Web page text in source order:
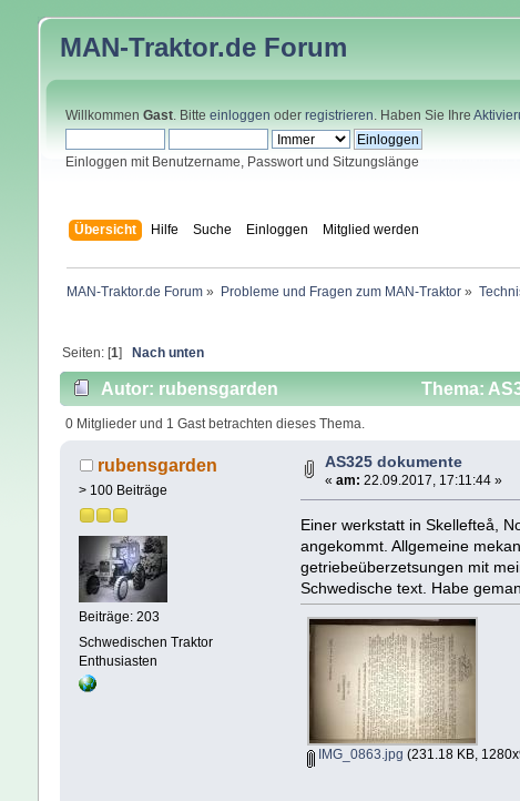
MAN-Traktor.de Forum
Willkommen Gast. Bitte einloggen oder registrieren. Haben Sie Ihre
Einloggen mit Benutzername, Passwort und Sitzungslänge
Übersicht Hilfe Suche Einloggen Mitglied werden
MAN-Traktor.de Forum » Probleme und Fragen zum MAN-Traktor »
Seiten: [1]Nach unten
Autor: rubensgarden Thema:
0 Mitglieder und 1 Gast betrachten dieses Thema.
rubensgarden
> 100 Beiträge
Beiträge: 203
Schwedischen Traktor
Enthusiasten
AS325 dokumente
« am: 22.09.2017, 17:11:44 »
Einer werkstatt in Skellefteå,
angekommt. Allgemeine
getriebeüberzetsungen mit
Schwedische text. Habe
IMG_0863.jpg (231.18 KB,